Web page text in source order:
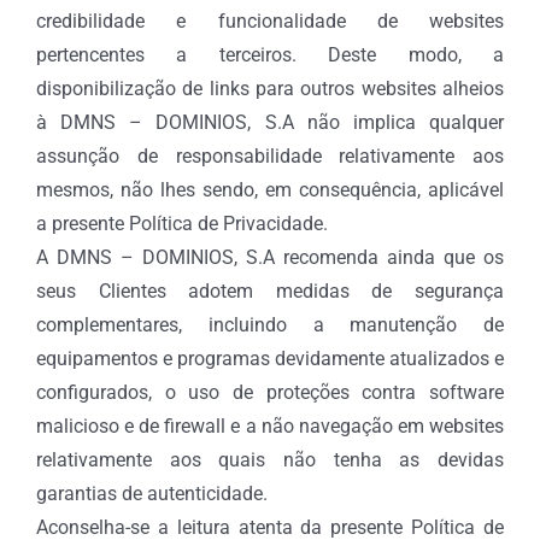
credibilidade e funcionalidade de websites
pertencentes a terceiros. Deste modo, a
disponibilização de links para outros websites alheios
à DMNS – DOMINIOS, S.A não implica qualquer
assunção de responsabilidade relativamente aos
mesmos, não lhes sendo, em consequência, aplicável
a presente Política de Privacidade.
A DMNS – DOMINIOS, S.A recomenda ainda que os
seus Clientes adotem medidas de segurança
complementares, incluindo a manutenção de
equipamentos e programas devidamente atualizados e
configurados, o uso de proteções contra software
malicioso e de firewall e a não navegação em websites
relativamente aos quais não tenha as devidas
garantias de autenticidade.
Aconselha-se a leitura atenta da presente Política de